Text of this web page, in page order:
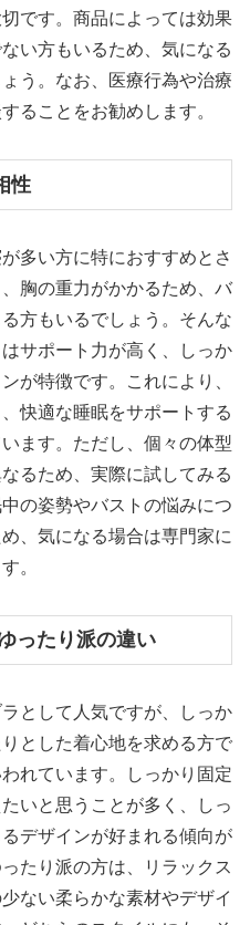
です。商品によっては効果
い方もいるため、気になる
う。なお、医療行為や治療
ることをお勧めします。
性
多い方に特におすすめとさ
胸の重力がかかるため、バ
方もいるでしょう。そんな
サポート力が高く、しっか
が特徴です。これにより、
快適な睡眠をサポートする
ます。ただし、個々の体型
るため、実際に試してみる
の姿勢やバストの悩みにつ
、気になる場合は専門家に
。
ったり派の違い
として人気ですが、しっか
とした着心地を求める方で
れています。しっかり固定
いと思うことが多く、しっ
デザインが好まれる傾向が
たり派の方は、リラックス
ない柔らかな素材やデザイ